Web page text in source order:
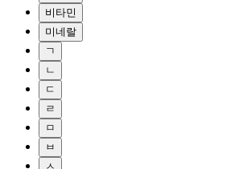
비타민
미네랄
ㄱ
ㄴ
ㄷ
ㄹ
ㅁ
ㅂ
ㅅ